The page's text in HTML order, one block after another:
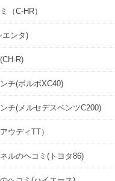
（C-HR）
エンタ)
R)
チ(ボルボXC40)
チ(メルセデスベンツC200)
ウディTT）
ルのヘコミ(トヨタ86)